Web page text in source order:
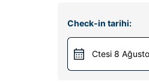
Check-in tarihi:
Ctesi 8